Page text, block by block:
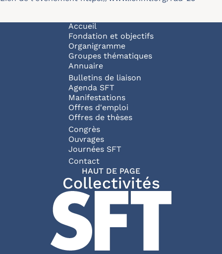
Navigation principale
Accueil
Fondation et objectifs
Organigramme
Groupes thématiques
Annuaire
Bulletins de liaison
Agenda SFT
Manifestations
Offres d'emploi
Offres de thèses
Congrès
Ouvrages
Journées SFT
Pied de page
Contact
HAUT DE PAGE
Collectivités